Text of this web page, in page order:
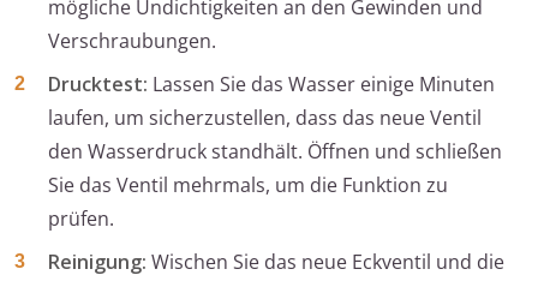
mögliche Undichtigkeiten an den Gewinden und
Verschraubungen.
Drucktest: Lassen Sie das Wasser einige Minuten
laufen, um sicherzustellen, dass das neue Ventil
den Wasserdruck standhält. Öffnen und schließen
Sie das Ventil mehrmals, um die Funktion zu
prüfen.
Reinigung: Wischen Sie das neue Eckventil und die